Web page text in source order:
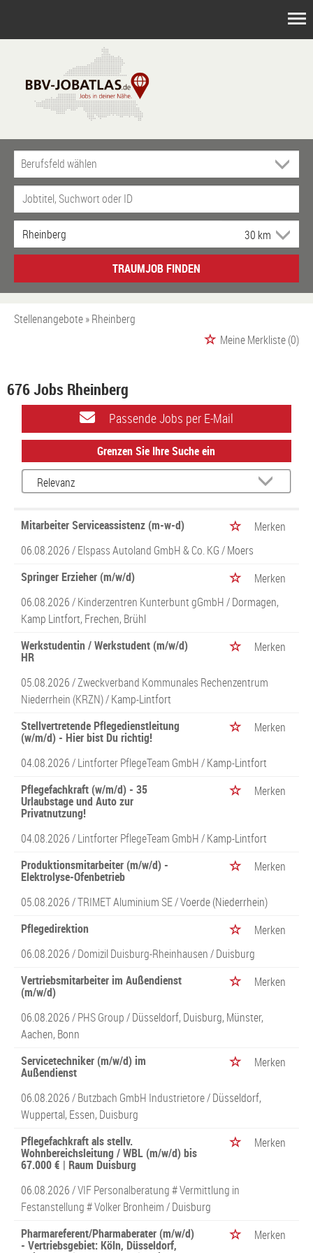
TRAUMJOB FINDEN
Stellenangebote Rheinberg
Meine Merkliste(0)
676 Jobs Rheinberg
Passende Jobs per E-Mail
Grenzen Sie Ihre Suche ein
Mitarbeiter Serviceassistenz (m-w-d)
Merken
06.08.2026 /Elspass Autoland GmbH & Co. KG/ Moers
Springer Erzieher (m/w/d)
Merken
06.08.2026 /Kinderzentren Kunterbunt gGmbH/ Dormagen,
Kamp Lintfort, Frechen, Brühl
Werkstudentin / Werkstudent (m/w/d)
HR
Merken
05.08.2026 /Zweckverband Kommunales Rechenzentrum
Niederrhein (KRZN)/ Kamp-Lintfort
Stellvertretende Pflegedienstleitung
(w/m/d) - Hier bist Du richtig!
Merken
04.08.2026 /Lintforter PflegeTeam GmbH/ Kamp-Lintfort
Pflegefachkraft (w/m/d) - 35
Urlaubstage und Auto zur
Privatnutzung!
Merken
04.08.2026 /Lintforter PflegeTeam GmbH/ Kamp-Lintfort
Produktionsmitarbeiter (m/w/d) -
Elektrolyse-Ofenbetrieb
Merken
05.08.2026 /TRIMET Aluminium SE/ Voerde (Niederrhein)
Pflegedirektion
Merken
06.08.2026 /Domizil Duisburg-Rheinhausen/ Duisburg
Vertriebsmitarbeiter im Außendienst
(m/w/d)
Merken
06.08.2026 /PHS Group/ Düsseldorf, Duisburg, Münster,
Aachen, Bonn
Servicetechniker (m/w/d) im
Außendienst
Merken
06.08.2026 /Butzbach GmbH Industrietore/ Düsseldorf,
Wuppertal, Essen, Duisburg
Pflegefachkraft als stellv.
Wohnbereichsleitung / WBL (m/w/d) bis
67.000 € | Raum Duisburg
Merken
06.08.2026 /VIF Personalberatung # Vermittlung in
Festanstellung # Volker Bronheim/ Duisburg
Pharmareferent/Pharmaberater (m/w/d)
- Vertriebsgebiet: Köln, Düsseldorf,
Merken